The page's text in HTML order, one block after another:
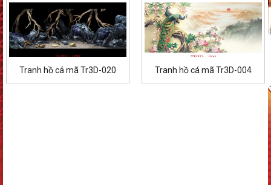
Tranh hồ cá mã Tr3D-020 Tranh hồ cá mã Tr3D-004